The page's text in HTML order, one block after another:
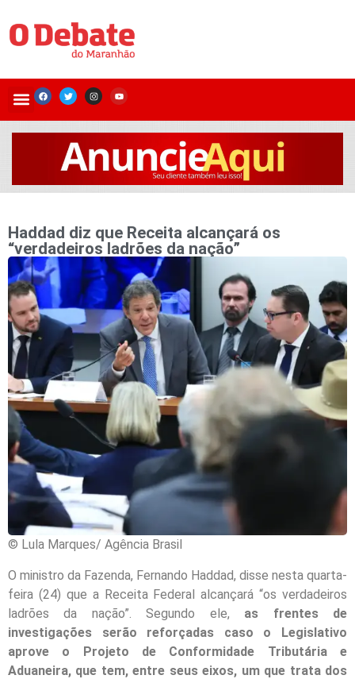
Haddad diz que Receita alcançará os
“verdadeiros ladrões da nação”
© Lula Marques/ Agência Brasil
O ministro da Fazenda, Fernando Haddad, disse nesta quarta-
feira (24) que a Receita Federal alcançará “os verdadeiros
ladrões da nação”. Segundo ele, as frentes de
investigações serão reforçadas caso o Legislativo
aprove o Projeto de Conformidade Tributária e
Aduaneira, que tem, entre seus eixos, um que trata dos